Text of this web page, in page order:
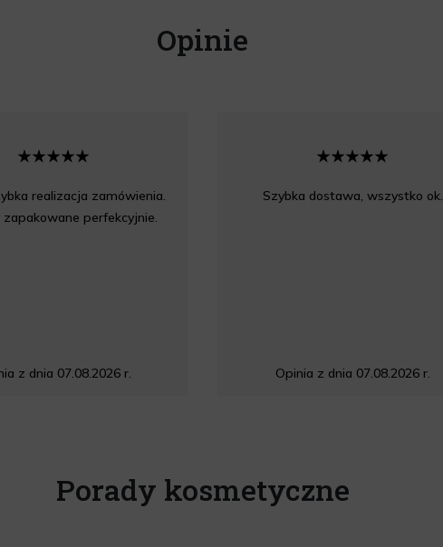
Opinie
realizacja zamówienia.
perfekcyjnie.
z dnia 07.08.2026 r.
Szybka dostawa, wszystko ok.
Opinia z dnia 07.08.2026 r.
Porady kosmetyczne